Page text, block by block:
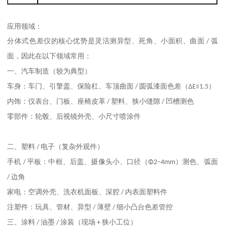
应用领域：
分体式色差仪的核心优势是灵活测异型、死角、小面积、曲面 / 弧
面，因此在以下领域常用：
一、汽车制造（较为典型）
车身：车门、引擎盖、保险杠、车顶曲面 / 圆弧漆面色差（ΔE≤1.5）
内饰：仪表台、门板、座椅皮革 / 塑料、狭小缝隙/ 凹槽测色
零部件：轮毂、后视镜外壳、小尺寸喷涂件
二、塑料 / 电子（复杂外观件）
手机 / 平板：中框、后盖、摄像头小 口径（Φ2–4mm）测色、弧面
/边角
家电：空调外壳、洗衣机面板、深腔 / 内表面塑料件
注塑件：玩具、管材、异型 /薄壁/细小凸台色差管控
三、涂料 /油墨/涂装（现场+狭小工位）